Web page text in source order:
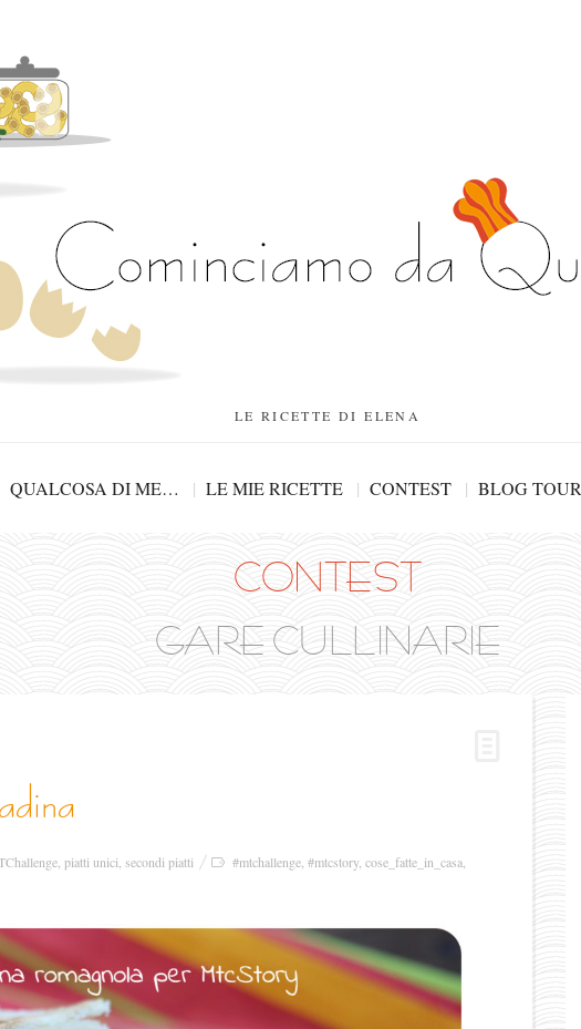
LE RICETTE DI ELENA
QUALCOSA DI ME… LE MIE RICETTE CONTEST BLOG TOUR
CONTEST
GARE CULLINARIE
piatti unici secondi piatti #mtchallenge #mtcstory, cose_fatte_in_casa